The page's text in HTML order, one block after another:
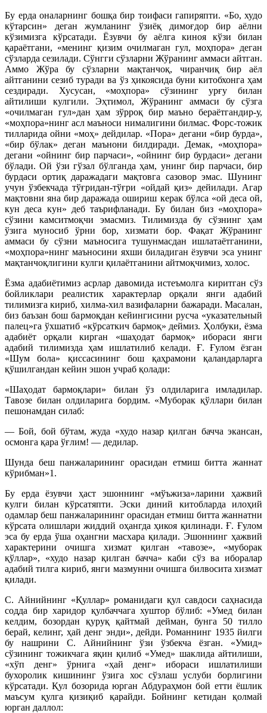
Бу ерда оналарнинг бошқа бир тоифаси гапиряпти. «Бо, худо
кўтарсин» деган жумланинг ўзиёқ димоғдор бир аёлни
кўзимизга кўрсатади. Ёзувчи бу аёлга киноя кўзи билан
қараётгани, «менинг қизим очилмаган гул, моҳпора» деган
сўзларда сезилади. Сўнгги сўзларни Жўранинг аммаси айтган.
Аммо Жўра бу сўзларни мақтанчоқ, чиранчиқ бир аёл
айтганини сезиб туради ва ўз ҳикоясида буни китобхонга ҳам
сездиради. Хусусан, «моҳпора» сўзининг урғу билан
айтилиши кулгили. Эҳтимол, Жўранинг аммаси бу сўзга
«очилмаган гул»дан ҳам зўрроқ бир маъно бераётгандир-у,
«моҳпора»нинг асл маъноси нималигини билмас. Форс-тожик
тилларида ойни «моҳ» дейдилар. «Пора» дегани «бир бурда»,
«бир бўлак» деган маънони билдиради. Демак, «моҳпора»
дегани «ойнинг бир парчаси», «ойнинг бир бурдаси» дегани
бўлади. Ой ўзи гўзал бўлганда ҳам, унинг бир парчаси, бир
бурдаси ортиқ даражадаги мақтовга сазовор эмас. Шунинг
учун ўзбекчада тўғридан-тўғри «ойдай қиз» дейилади. Агар
мақтовни яна бир даражада ошириш керак бўлса «ой деса ой,
кун деса кун» деб таърифланади. Бу билан биз «моҳпора»
сўзини камситмоқчи эмасмиз. Тилимизда бу сўзнинг ҳам
ўзига муносиб ўрни бор, хизмати бор. Фақат Жўранинг
аммаси бу сўзни маъносига тушунмасдан ишлатаётганини,
«моҳпора»нинг маъносини яхши биладиган ёзувчи эса унинг
мақтанчоқлигини кулги қилаётганини айтмоқчимиз, холос.
Ёзма адабиётимиз асрлар давомида истеъмолга киритган сўз
бойликлари реалистик характерлар орқали янги адабий
тилимизга кириб, хилма-хил вазифаларни бажаради. Масалан,
биз баъзан бош бармоқдан кейингисини русча «указательный
палец»га ўхшатиб «кўрсаткич бармоқ» деймиз. Ҳолбуки, ёзма
адабиёт орқали кирган «шаҳодат бармоқ» ибораси янги
адабий тилимизда ҳам ишлатилиб келади. Ғ. Ғулом ёзган
«Шум бола» қиссасининг бош қаҳрамони қаландарларга
қўшилгандан кейин эшон учраб қолади:
«Шаҳодат бармоқлари» билан ўз олдиларига имладилар.
Тавозе билан олдиларига бордим. «Муборак қўллари билан
пешонамдан силаб:
— Бой, бой бўтам, жуда «худо назар қилган бачча экансан,
осмонга қара ўғлим! — дедилар.
Шунда беш панжаларининг орасидан етмиш битта жаннат
кўрибман»1.
Бу ерда ёзувчи ҳаст эшоннинг «мўъжиза»ларини ҳажвий
кулги билан кўрсатяпти. Эски диний китобларда илоҳий
одамлар беш панжаларининг орасидан етмиш битта жаннатни
кўрсата олишлари жиддий оҳангда ҳикоя қилинади. Ғ. Ғулом
эса бу ерда ўша оҳангни масхара қилади. Эшоннинг ҳажвий
характерини очишга хизмат қилган «тавозе», «муборак
қўллар», «худо назар қилган бачча» каби сўз ва иборалар
адабий тилга кириб, янги мазмунни очишга билвосита хизмат
қилади.
С. Айнийнинг «Қуллар» романидаги қул савдоси саҳнасида
содда бир харидор қулбаччага хуштор бўлиб: «Умед билан
келдим, бозордан қуруқ қайтмай дейман, бунга 50 тилло
берай, келинг, ҳай денг энди», дейди. Романнинг 1935 йилги
бу нашрини С. Айнийнинг ўзи ўзбекча ёзган. «Умид»
сўзининг тожикчага яқин қилиб «Умед» шаклида айтилиши,
«хўп денг» ўрнига «ҳай денг» ибораси ишлатилиши
бухоролик кишининг ўзига хос сўзлаш услуби борлигини
кўрсатади. Қул бозорида юрган Абдураҳмон бой етти ёшлик
маъсум қулга қизиқиб қарайди. Бойнинг кетидан қолмай
юрган даллол: